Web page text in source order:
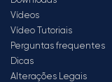
Vídeos
Vídeo Tutoriais
Perguntas frequentes
Dicas
Alterações Legais